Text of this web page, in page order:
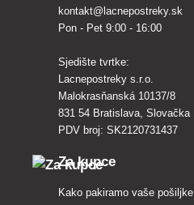
kontakt@lacnepostreky.sk
Pon - Pet 9:00 - 16:00
Sjedište tvrtke:
Lacnepostreky s.r.o.
Malokrasňanská 10137/8
831 54 Bratislava, Slovačka
PDV broj: SK2120731437
Za kupce
Kako pakiramo vaše pošiljke